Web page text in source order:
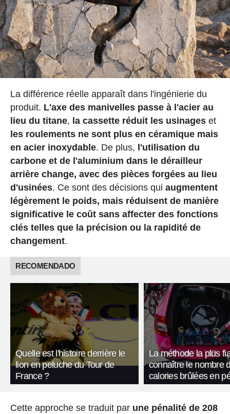
La différence réelle apparaît dans l'ingénierie du
produit. L'axe des manivelles passe à l'acier au
lieu du titane, la cassette réduit les usinageset
les roulements ne sont plus en céramique mais
en acier inoxydable. De plus, l'utilisation du
carbone et de l'aluminium dans le dérailleur
arrière change, avec des pièces forgées au lieu
d'usinées. Ce sont des décisions qui augmentent
légèrement le poids, mais réduisent de manière
significative le coût sans affecter des fonctions
clés telles que la précision ou la rapidité de
changement.
RECOMENDADO
Quelle est l'histoire derrière le
lion en peluche du Tour de
France ?
La méthode la plus
connaître le nombre
calories brûlées en
Cette approche se traduit par une pénalité de 208